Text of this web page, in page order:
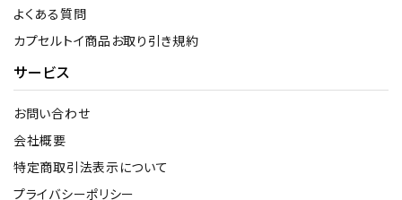
よくある質問
カプセルトイ商品お取り引き規約
サービス
お問い合わせ
会社概要
特定商取引法表示について
プライバシーポリシー